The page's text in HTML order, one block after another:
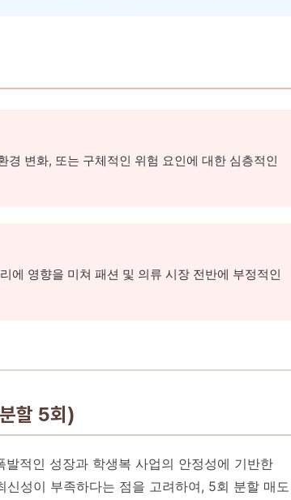
변화, 또는 구체적인 위험 요인에 대한 심층적인
에 영향을 미쳐 패션 및 의류 시장 전반에 부정적인
할 5회)
적인 성장과 학생복 사업의 안정성에 기반한
성이 부족하다는 점을 고려하여, 5회 분할 매도